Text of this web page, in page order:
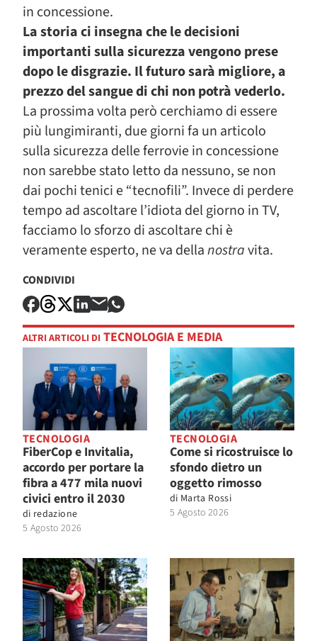
in concessione.
La storia ci insegna che le decisioni
importanti sulla sicurezza vengono prese
dopo le disgrazie. Il futuro sarà migliore, a
prezzo del sangue di chi non potrà vederlo.
La prossima volta però cerchiamo di essere
più lungimiranti, due giorni fa un articolo
sulla sicurezza delle ferrovie in concessione
non sarebbe stato letto da nessuno, se non
dai pochi tenici e “tecnofili”. Invece di perdere
tempo ad ascoltare l’idiota del giorno in TV,
facciamo lo sforzo di ascoltare chi è
veramente esperto, ne va dellanostravita.
CONDIVIDI
ALTRI ARTICOLI DI TECNOLOGIA E MEDIA
TECNOLOGIA
FiberCop e Invitalia,
accordo per portare la
fibra a 477 mila nuovi
civici entro il 2030
di redazione
5 Agosto 2026
TECNOLOGIA
Come si ricostruisce lo
sfondo dietro un
oggetto rimosso
di Marta Rossi
5 Agosto 2026